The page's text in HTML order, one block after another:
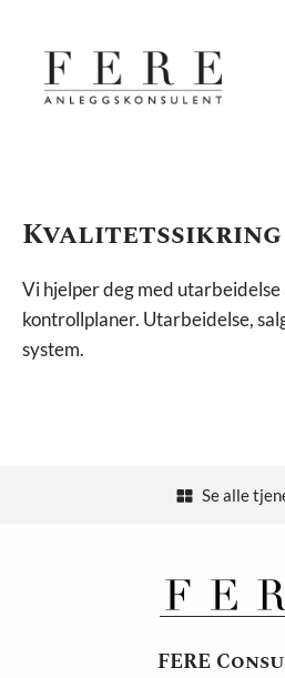
Kvalitetssikring
Vi hjelper deg med
kontrollplaner. Utarbeidelse,
system.
Se alle
FERE